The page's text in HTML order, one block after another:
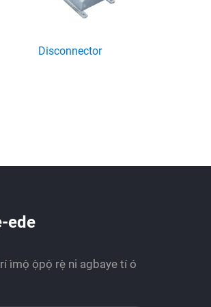
Disconnector
ede
ìmọ̀ ọ̀pọ̀ rẹ̀ ni agbaye tí ó